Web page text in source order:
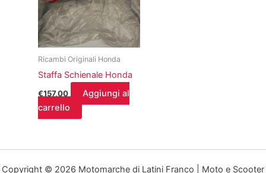
Ricambi Originali Honda
Staffa Schienale Honda
€157,00
Aggiungi al
carrello
Copyright © 2026 Motomarche di Latini Franco | Moto e Scooter